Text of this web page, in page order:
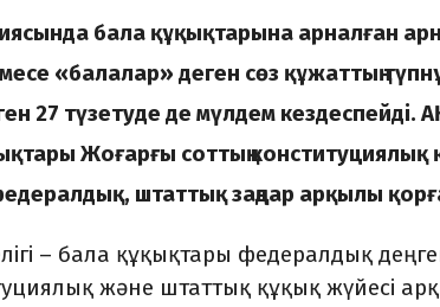
бала құқықтарына арналған
«балалар» деген сөз құжаттың
27 түзетуде де мүлдем кездеспейді.
Жоғарғы соттың конституциялық
штаттық заңдар арқылы
– бала құқықтары федералдық
және штаттық құқық жүйесі